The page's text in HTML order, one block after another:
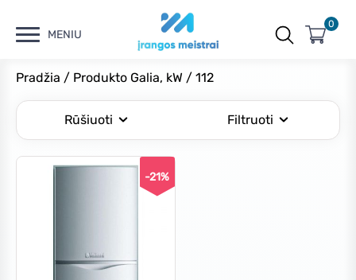
MENIU
0
Pradžia / Produkto Galia, kW / 112
Rūšiuoti Filtruoti
-21%